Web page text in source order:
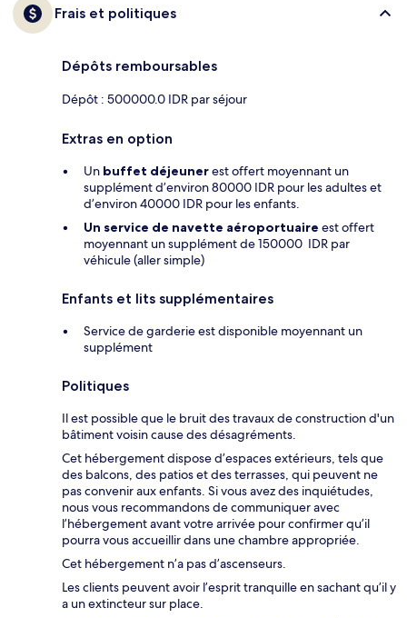
Frais et politiques
Dépôts remboursables
Dépôt : 500000.0 IDR par séjour
Extras en option
Un buffet déjeunerest offert moyennant un
supplément d’environ 80000 IDR pour les adultes et
d’environ 40000 IDR pour les enfants.
Un service de navette aéroportuaire est offert
moyennant un supplément de 150000 IDR par
véhicule (aller simple)
Enfants et lits supplémentaires
Service de garderie est disponible moyennant un
supplément
Politiques
Il est possible que le bruit des travaux de construction d'un
bâtiment voisin cause des désagréments.
Cet hébergement dispose d’espaces extérieurs, tels que
des balcons, des patios et des terrasses, qui peuvent ne
pas convenir aux enfants. Si vous avez des inquiétudes,
nous vous recommandons de communiquer avec
l’hébergement avant votre arrivée pour confirmer qu’il
pourra vous accueillir dans une chambre appropriée.
Cet hébergement n’a pas d’ascenseurs.
Les clients peuvent avoir l’esprit tranquille en sachant qu’il y
a un extincteur sur place.